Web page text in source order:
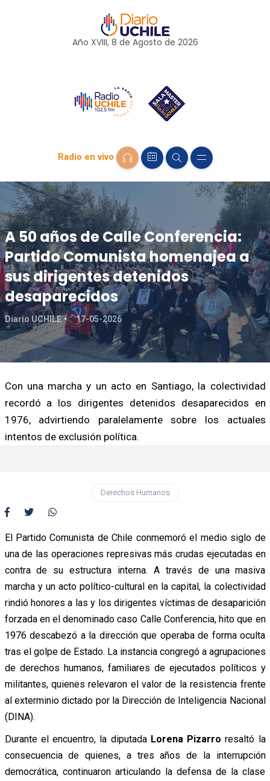
Año XVIII, 8 de Agosto de 2026
Radio en vivo
A 50 años de Calle Conferencia:
Partido Comunista homenajea a
sus dirigentes detenidos
desaparecidos
Diario UCHILE 17-05-2026
Con una marcha y un acto en Santiago, la colectividad
recordó a los dirigentes detenidos desaparecidos en
1976, advirtiendo paralelamente sobre los actuales
intentos de exclusión política.
Derechos Humanos
El Partido Comunista de Chile conmemoró el medio siglo de
una de las operaciones represivas más crudas ejecutadas en
contra de su estructura interna. A través de una masiva
marcha y un acto político-cultural en la capital, la colectividad
rindió honores a las y los dirigentes víctimas de desaparición
forzada en el denominado caso Calle Conferencia, hito que en
1976 descabezó a la dirección que operaba de forma oculta
tras el golpe de Estado. La instancia congregó a agrupaciones
de derechos humanos, familiares de ejecutados políticos y
militantes, quienes relevaron el valor de la resistencia frente
al exterminio dictado por la Dirección de Inteligencia Nacional
(DINA).
Durante el encuentro, la diputada Lorena Pizarro resaltó la
consecuencia de quienes, a tres años de la interrupción
democrática, continuaron articulando la defensa de la clase